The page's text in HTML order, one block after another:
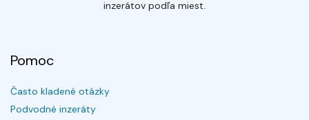
inzerátov podľa miest.
Pomoc
Často kladené otázky
Podvodné inzeráty